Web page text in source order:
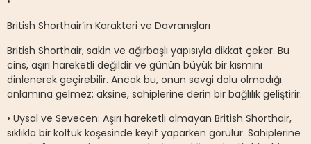
British Shorthair’in Karakteri ve Davranışları
British Shorthair, sakin ve ağırbaşlı yapısıyla dikkat çeker. Bu
cins, aşırı hareketli değildir ve günün büyük bir kısmını
dinlenerek geçirebilir. Ancak bu, onun sevgi dolu olmadığı
anlamına gelmez; aksine, sahiplerine derin bir bağlılık geliştirir.
• Uysal ve Sevecen: Aşırı hareketli olmayan British Shorthair,
sıklıkla bir koltuk köşesinde keyif yaparken görülür. Sahiplerine